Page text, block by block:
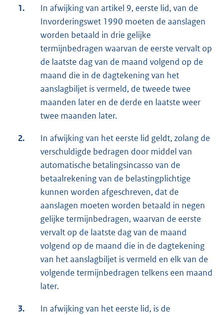
1.
In afwijking van artikel 9, eerste lid, van de
Invorderingswet 1990 moeten de aanslagen
worden betaald in drie gelijke
termijnbedragen waarvan de eerste vervalt op
de laatste dag van de maand volgend op de
maand die in de dagtekening van het
aanslagbiljet is vermeld, de tweede twee
maanden later en de derde en laatste weer
twee maanden later.
2.
In afwijking van het eerste lid geldt, zolang de
verschuldigde bedragen door middel van
automatische betalingsincasso van de
betaalrekening van de belastingplichtige
kunnen worden afgeschreven, dat de
aanslagen moeten worden betaald in negen
gelijke termijnbedragen, waarvan de eerste
vervalt op de laatste dag van de maand
volgend op de maand die in de dagtekening
van het aanslagbiljet is vermeld en elk van de
volgende termijnbedragen telkens een maand
later.
3.
In afwijking van het eerste lid, is de